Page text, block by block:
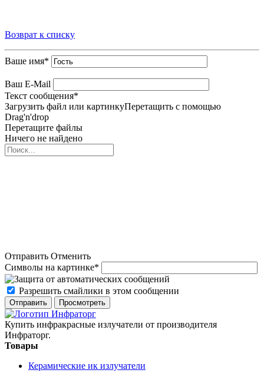
Возврат к списку
Ваше имя*
Ваш E-Mail
Текст сообщения*
Загрузить файл или картинкуПеретащить с помощью
Drag'n'drop
Перетащите файлы
Ничего не найдено
Отправить Отменить
Символы на картинке*
Разрешить смайлики в этом сообщении
Купить инфракрасные излучатели от производителя
Инфраторг.
Товары
Керамические ик излучатели